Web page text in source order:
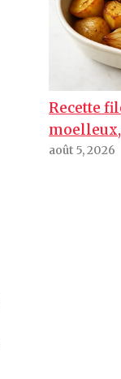
Recette
août 5, 2026